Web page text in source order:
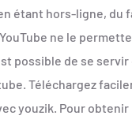
étant hors-ligne, du
ne le
possible de se servir
Téléchargez
youzik. Pour obtenir